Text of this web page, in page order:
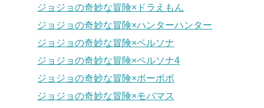
ジョジョの奇妙な冒険×ドラえもん
ジョジョの奇妙な冒険×ハンターハンター
ジョジョの奇妙な冒険×ペルソナ
ジョジョの奇妙な冒険×ペルソナ4
ジョジョの奇妙な冒険×ボーボボ
ジョジョの奇妙な冒険×モバマス